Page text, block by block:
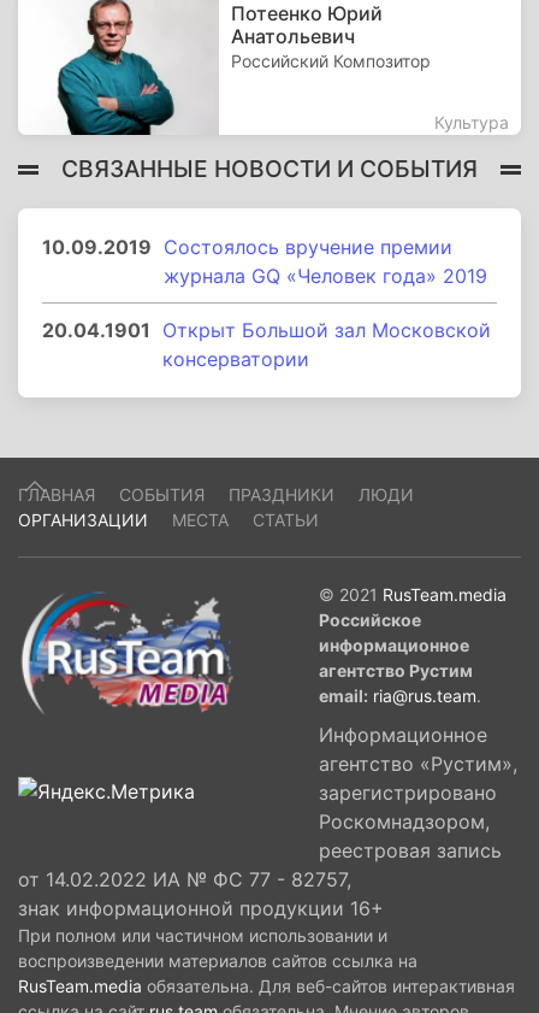
Потеенко Юрий
Анатольевич
Российский Композитор
Культура
СВЯЗАННЫЕ НОВОСТИ И СОБЫТИЯ
10.09.2019 Состоялось вручение премии
журнала GQ «Человек года» 2019
20.04.1901
Открыт Большой зал Московской
консерватории
ГЛАВНАЯ СОБЫТИЯ ПРАЗДНИКИ
ЛЮДИ
ОРГАНИЗАЦИИ
МЕСТА СТАТЬИ
© 2021 RusTeam.media
Российское
информационное
агентство Рустим
email: ria@rus.team.
Информационное
агентство «Рустим»,
зарегистрировано
Роскомнадзором,
реестровая запись
от 14.02.2022 ИА № ФС 77 - 82757,
знак информационной продукции 16+
При полном или частичном использовании и
воспроизведении материалов сайтов ссылка на
RusTeam.media обязательна. Для веб-сайтов интерактивная